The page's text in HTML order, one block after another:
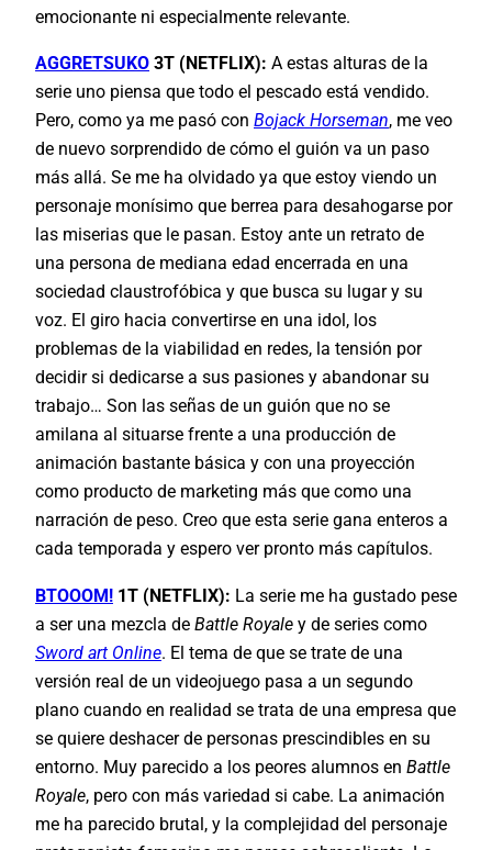
emocionante ni especialmente relevante.
AGGRETSUKO 3T (NETFLIX): A estas alturas de la
serie uno piensa que todo el pescado está vendido.
Pero, como ya me pasó con Bojack Horseman, me veo
de nuevo sorprendido de cómo el guión va un paso
más allá. Se me ha olvidado ya que estoy viendo un
personaje monísimo que berrea para desahogarse por
las miserias que le pasan. Estoy ante un retrato de
una persona de mediana edad encerrada en una
sociedad claustrofóbica y que busca su lugar y su
voz. El giro hacia convertirse en una idol, los
problemas de la viabilidad en redes, la tensión por
decidir si dedicarse a sus pasiones y abandonar su
trabajo… Son las señas de un guión que no se
amilana al situarse frente a una producción de
animación bastante básica y con una proyección
como producto de marketing más que como una
narración de peso. Creo que esta serie gana enteros a
cada temporada y espero ver pronto más capítulos.
BTOOOM! 1T (NETFLIX): La serie me ha gustado pese
a ser una mezcla de Battle Royale y de series como
Sword art Online. El tema de que se trate de una
versión real de un videojuego pasa a un segundo
plano cuando en realidad se trata de una empresa que
se quiere deshacer de personas prescindibles en su
entorno. Muy parecido a los peores alumnos en Battle
Royale, pero con más variedad si cabe. La animación
me ha parecido brutal, y la complejidad del personaje